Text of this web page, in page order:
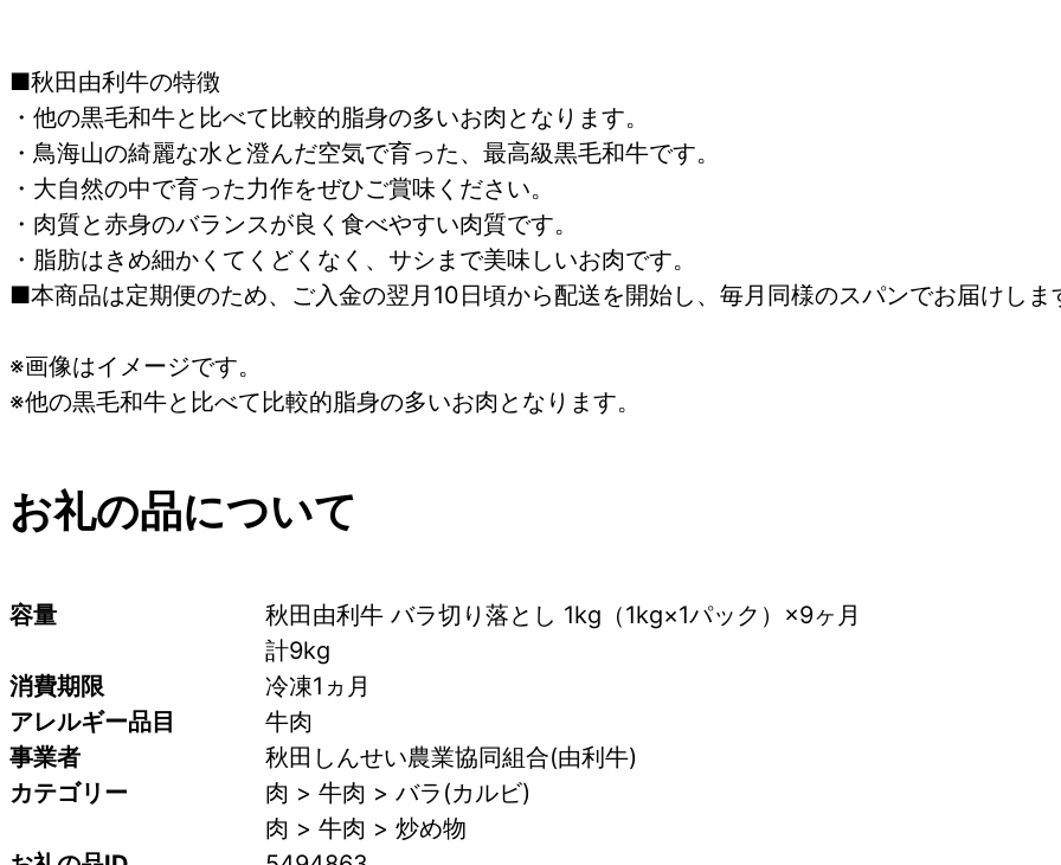
■秋田由利牛の特徴
・他の黒毛和牛と比べて比較的脂身の多いお肉となります。
・鳥海山の綺麗な水と澄んだ空気で育った、最高級黒毛和牛です。
・大自然の中で育った力作をぜひご賞味ください。
・肉質と赤身のバランスが良く食べやすい肉質です。
・脂肪はきめ細かくてくどくなく、サシまで美味しいお肉です。
■本商品は定期便のため、ご入金の翌月10日頃から配送を開始し、毎月同様のスパンでお届けしま
※画像はイメージです。
※他の黒毛和牛と比べて比較的脂身の多いお肉となります。
お礼の品について
容量
秋田由利牛 バラ切り落とし 1kg（1kg×1パック）×9ヶ月
計9kg
消費期限
冷凍1ヵ月
アレルギー品目
牛肉
事業者
秋田しんせい農業協同組合(由利牛)
カテゴリー
肉 > 牛肉 > バラ(カルビ)
肉 > 牛肉 > 炒め物